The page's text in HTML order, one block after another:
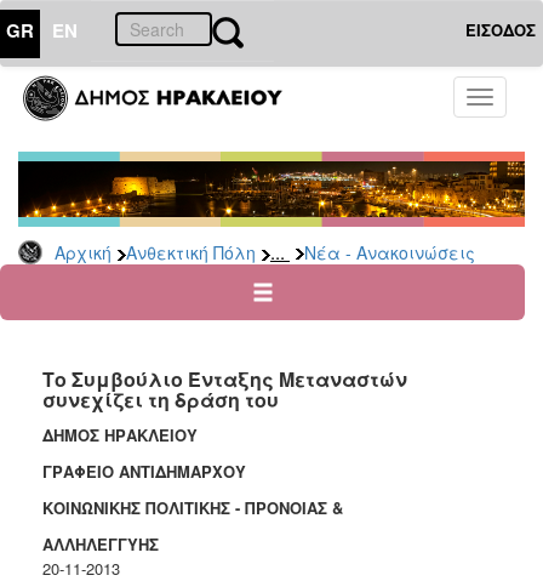
GR EN ΕΙΣΟΔΟΣ
Toggle
Αρχική Ανθεκτική Πόλη ... Νέα - Ανακοινώσεις
ΑΝΘΕΚΤΙΚΗ
ΠΟΛΗ
Κοινωνική
Πολιτική
Νέα
Ανακοινώσεις
για
Οικονομική
Αδυναμία
Φυσικές
Καταστροφές
Κέντρα
Κοινοτικής
Το Συμβούλιο Ένταξης Μεταναστών
συνεχίζει τη δράση του
ΔΗΜΟΣ ΗΡΑΚΛΕΙΟΥ
ΓΡΑΦΕΙΟ ΑΝΤΙΔΗΜΑΡΧΟΥ
ΚΟΙΝΩΝΙΚΗΣ ΠΟΛΙΤΙΚΗΣ - ΠΡΟΝΟΙΑΣ &
ΑΛΛΗΛΕΓΓΥΗΣ
20-11-2013